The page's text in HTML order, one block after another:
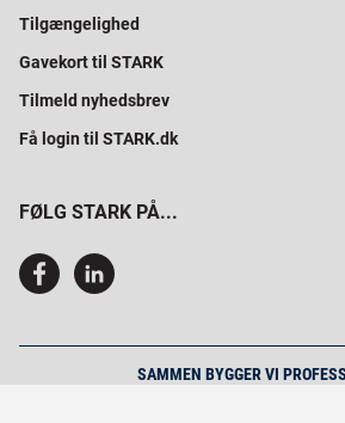
Tilgængelighed
Gavekort til STARK
Tilmeld nyhedsbrev
Få login til STARK.dk
FØLG STARK PÅ...
SAMMEN BYGGER VI